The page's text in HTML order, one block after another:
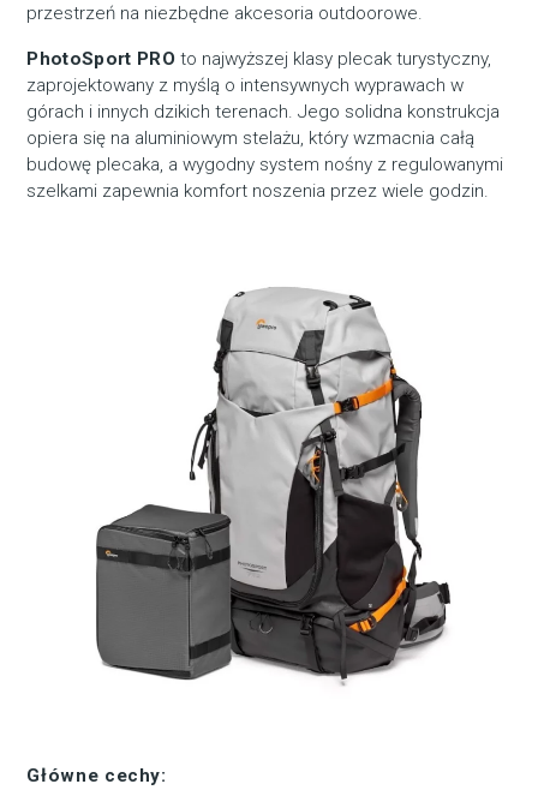
przestrzeń na niezbędne akcesoria outdoorowe.
PhotoSport PROto najwyższej klasy plecak turystyczny,
zaprojektowany z myślą o intensywnych wyprawach w
górach i innych dzikich terenach. Jego solidna konstrukcja
opiera się na aluminiowym stelażu, który wzmacnia całą
budowę plecaka, a wygodny system nośny z regulowanymi
szelkami zapewnia komfort noszenia przez wiele godzin.
Główne cechy: